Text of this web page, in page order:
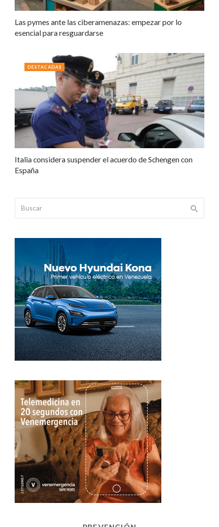
Las pymes ante las ciberamenazas: empezar por lo
esencial para resguardarse
Italia considera suspender el acuerdo de Schengen con
España
DESTACADAS